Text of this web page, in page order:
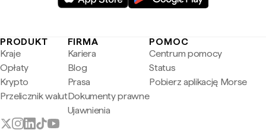
PRODUKT
Kraje
Opłaty
Krypto
Przelicznik walut
FIRMA
Kariera
Blog
Prasa
Dokumenty prawne
Ujawnienia
POMOC
Centrum pomocy
Status
Pobierz aplikację Morse